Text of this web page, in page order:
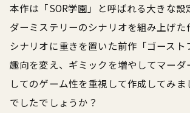
本作は「SOR学園」と呼ばれる大きな設
ダーミステリーのシナリオを組み上げた
シナリオに重きを置いた前作「ゴースト
趣向を変え、ギミックを増やしてマーダ
してのゲーム性を重視して作成してみ
でしたでしょうか？